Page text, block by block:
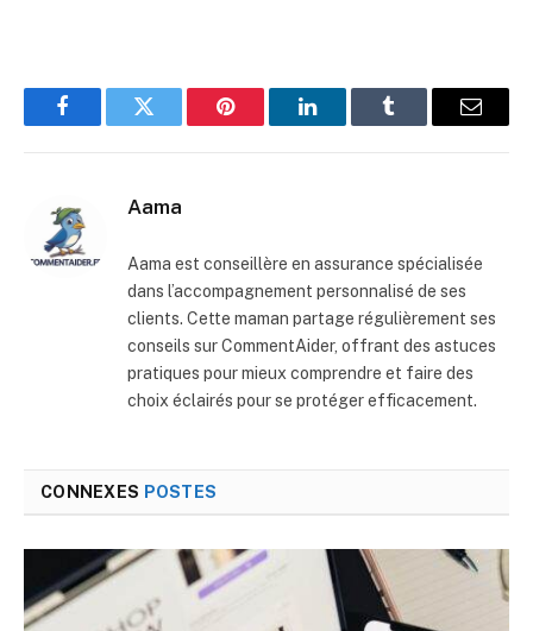
FacebookTwitter Pinterest LinkedInTumblr
E-
Aama
Aama est conseillère en assurance spécialisée
dans l’accompagnement personnalisé de ses
clients. Cette maman partage régulièrement ses
conseils sur CommentAider, offrant des astuces
pratiques pour mieux comprendre et faire des
choix éclairés pour se protéger efficacement.
CONNEXES POSTES